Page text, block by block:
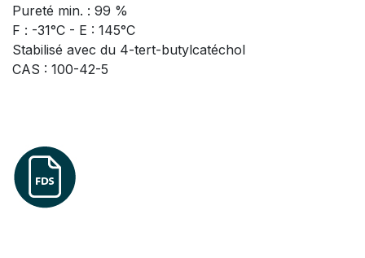
Pureté min. : 99 %
F : -31°C - E : 145°C
Stabilisé avec du 4-tert-butylcatéchol
CAS : 100-42-5